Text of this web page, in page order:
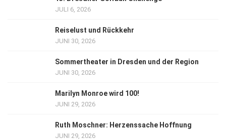
JULI 6, 2026
Reiselust und Rückkehr
JUNI 30, 2026
Sommertheater in Dresden und der Region
JUNI 30, 2026
Marilyn Monroe wird 100!
JUNI 29, 2026
Ruth Moschner: Herzenssache Hoffnung
JUNI 29, 2026